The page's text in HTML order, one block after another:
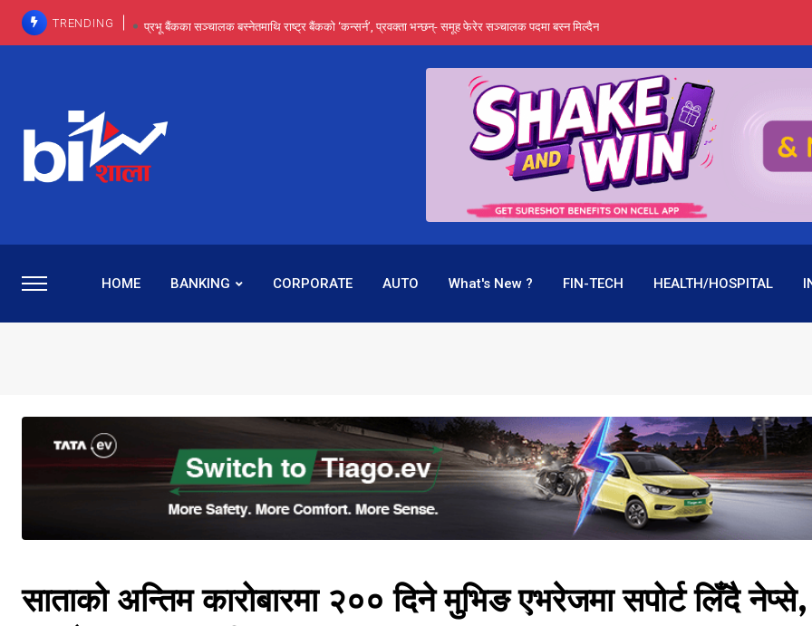
TRENDING प्रभू बैंकका सञ्चालक बस्नेतमाथि राष्ट्र बैंकको ‘कन्सर्न’, प्रवक्ता भन्छन्- समूह फेरेर सञ्चालक पदमा बस्न मिल्दैन
प्रभू बैंकमा सेञ्चुरीबाट आएका कर्मचारीमाथि हदैसम्मको विभेदः एउटै पदमा दुई थरि तलब, वर्षमै ९२ हजार घाटा !
कमाइमा गरिमाको दमदार छलाङ, सेयरधनीलाई २० प्रतिशत लाभांश दिने क्षमता
प्रभु बैंकमा रमिता : सर्वसाधारणबाट छिरेका बस्नेत संस्थापक बनेर निरन्तर, राष्ट्र बैंक किन मौन ?
HOME BANKING CORPORATE AUTO What's New ? FIN-TECH HEALTH/HOSPITAL
साताको अन्तिम कारोबारमा २०० दिने मुभिङ एभरेजमा सपोर्ट लिँदै नेप्से,